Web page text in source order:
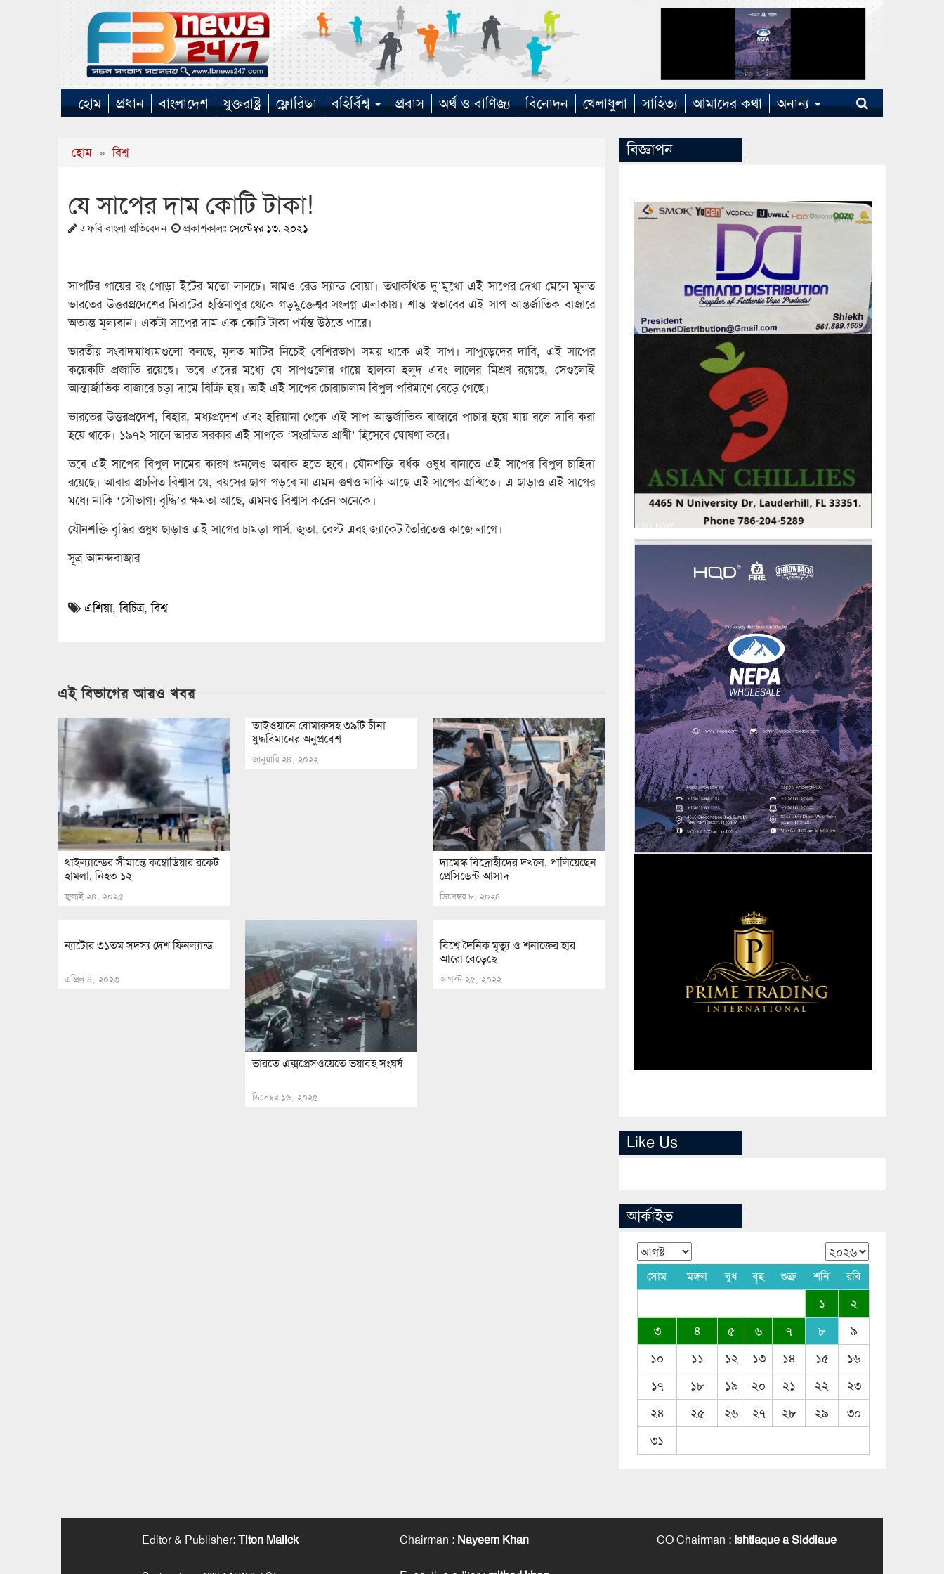
হোম প্রধান বাংলাদেশ যুক্তরাষ্ট্র ফ্লোরিডা বহির্বিশ্ব প্রবাস অর্থ ও বাণিজ্য বিনোদন খেলাধুলা সাহিত্য আমাদের কথা অনান্য
হোম » বিশ্ব
যে সাপের দাম কোটি টাকা!
এফবি বাংলা প্রতিবেদন প্রকাশকালঃ সেপ্টেম্বর ১৩, ২০২১
সাপটির গায়ের রং পোড়া ইটের মতো লালচে। নামও রেড স্যান্ড বোয়া। তথাকথিত দু’মুখো এই সাপের দেখা মেলে মূলত
ভারতের উত্তরপ্রদেশের মিরাটের হস্তিনাপুর থেকে গড়মুক্তেশ্বর সংলগ্ন এলাকায়। শান্ত স্বভাবের এই সাপ আন্তর্জাতিক বাজারে
অত্যন্ত মূল্যবান। একটা সাপের দাম এক কোটি টাকা পর্যন্ত উঠতে পারে।
ভারতীয় সংবাদমাধ্যমগুলো বলছে, মূলত মাটির নিচেই বেশিরভাগ সময় থাকে এই সাপ। সাপুড়েদের দাবি, এই সাপের
কয়েকটি প্রজাতি রয়েছে। তবে এদের মধ্যে যে সাপগুলোর গায়ে হালকা হলুদ এবং লালের মিশ্রণ রয়েছে, সেগুলোই
আন্তার্জাতিক বাজারে চড়া দামে বিক্রি হয়। তাই এই সাপের চোরাচালান বিপুল পরিমাণে বেড়ে গেছে।
ভারতের উত্তরপ্রদেশ, বিহার, মধ্যপ্রদেশ এবং হরিয়ানা থেকে এই সাপ আন্তর্জাতিক বাজারে পাচার হয়ে যায় বলে দাবি করা
হয়ে থাকে। ১৯৭২ সালে ভারত সরকার এই সাপকে ‘সংরক্ষিত প্রাণী’ হিসেবে ঘোষণা করে।
তবে এই সাপের বিপুল দামের কারণ শুনলেও অবাক হতে হবে। যৌনশক্তি বর্ধক ওষুধ বানাতে এই সাপের বিপুল চাহিদা
রয়েছে। আবার প্রচলিত বিশ্বাস যে, বয়সের ছাপ পড়বে না এমন গুণও নাকি আছে এই সাপের গ্রন্থিতে। এ ছাড়াও এই সাপের
মধ্যে নাকি ‘সৌভাগ্য বৃদ্ধি’র ক্ষমতা আছে, এমনও বিশ্বাস করেন অনেকে।
যৌনশক্তি বৃদ্ধির ওষুধ ছাড়াও এই সাপের চামড়া পার্স, জুতা, বেল্ট এবং জ্যাকেট তৈরিতেও কাজে লাগে।
সূত্র-আনন্দবাজার
এশিয়া,বিচিত্র,বিশ্ব
এই বিভাগের আরও খবর
থাইল্যান্ডের সীমান্তে কম্বোডিয়ার রকেট
হামলা, নিহত ১২
জুলাই ২৪, ২০২৫
তাইওয়ানে বোমারুসহ ৩৯টি চীনা
যুদ্ধবিমানের অনুপ্রবেশ
জানুয়ারি ২৪, ২০২২
দামেস্ক বিদ্রোহীদের দখলে, পালিয়েছেন
প্রেসিডেন্ট আসাদ
ডিসেম্বর ৮, ২০২৪
ন্যাটোর ৩১তম সদস্য দেশ ফিনল্যান্ড
এপ্রিল ৪, ২০২৩
ভারতে এক্সপ্রেসওয়েতে ভয়াবহ সংঘর্ষ
ডিসেম্বর ১৬, ২০২৫
বিশ্বে দৈনিক মৃত্যু ও শনাক্তের হার
আরো বেড়েছে
আগস্ট ২৫, ২০২২
বিজ্ঞাপন
Like Us
আর্কাইভ
সোম মঙ্গল বুধ বৃহ শুক্র শনি রবি
১
২
৩
৪ ৫ ৬ ৭ ৮
৯
১০
১১ ১২ ১৩ ১৪ ১৫
১৬
১৭
১৮ ১৯ ২০ ২১ ২২
২৩
২৪
২৫ ২৬ ২৭ ২৮ ২৯
৩০
৩১
Editor & Publisher:Titon Malick Chairman : Nayeem Khan CO Chairman : Ishtiaque a Siddiaue